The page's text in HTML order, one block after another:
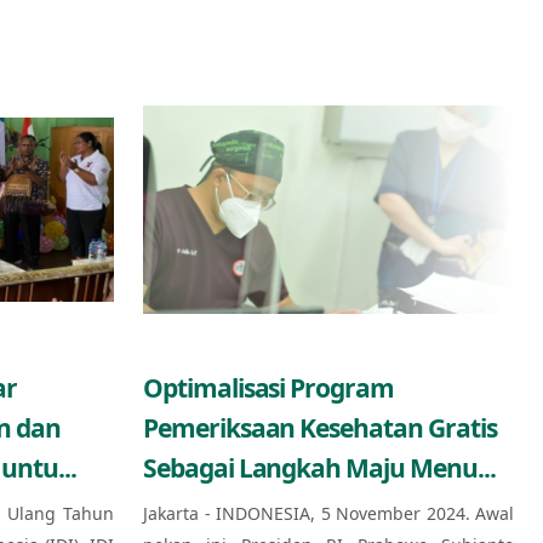
dan
Tahun
Optimalisasi Program
Pemeriksaan Kesehatan Gratis
Sebagai Langkah Maju Menu...
Jakarta - INDONESIA, 5 November 2024. Awal